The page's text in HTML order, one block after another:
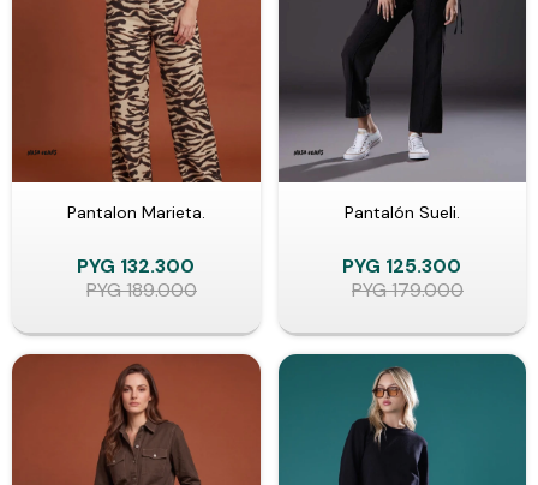
Pantalon Marieta.
PYG 132.300
PYG189.000
Pantalón Sueli.
PYG 125.300
PYG179.000